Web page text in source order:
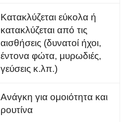
Κατακλύζεται εύκολα ή
κατακλύζεται από τις
αισθήσεις (δυνατοί ήχοι,
έντονα φώτα, μυρωδιές,
γεύσεις κ.λπ.)
Ανάγκη για ομοιότητα και
ρουτίνα